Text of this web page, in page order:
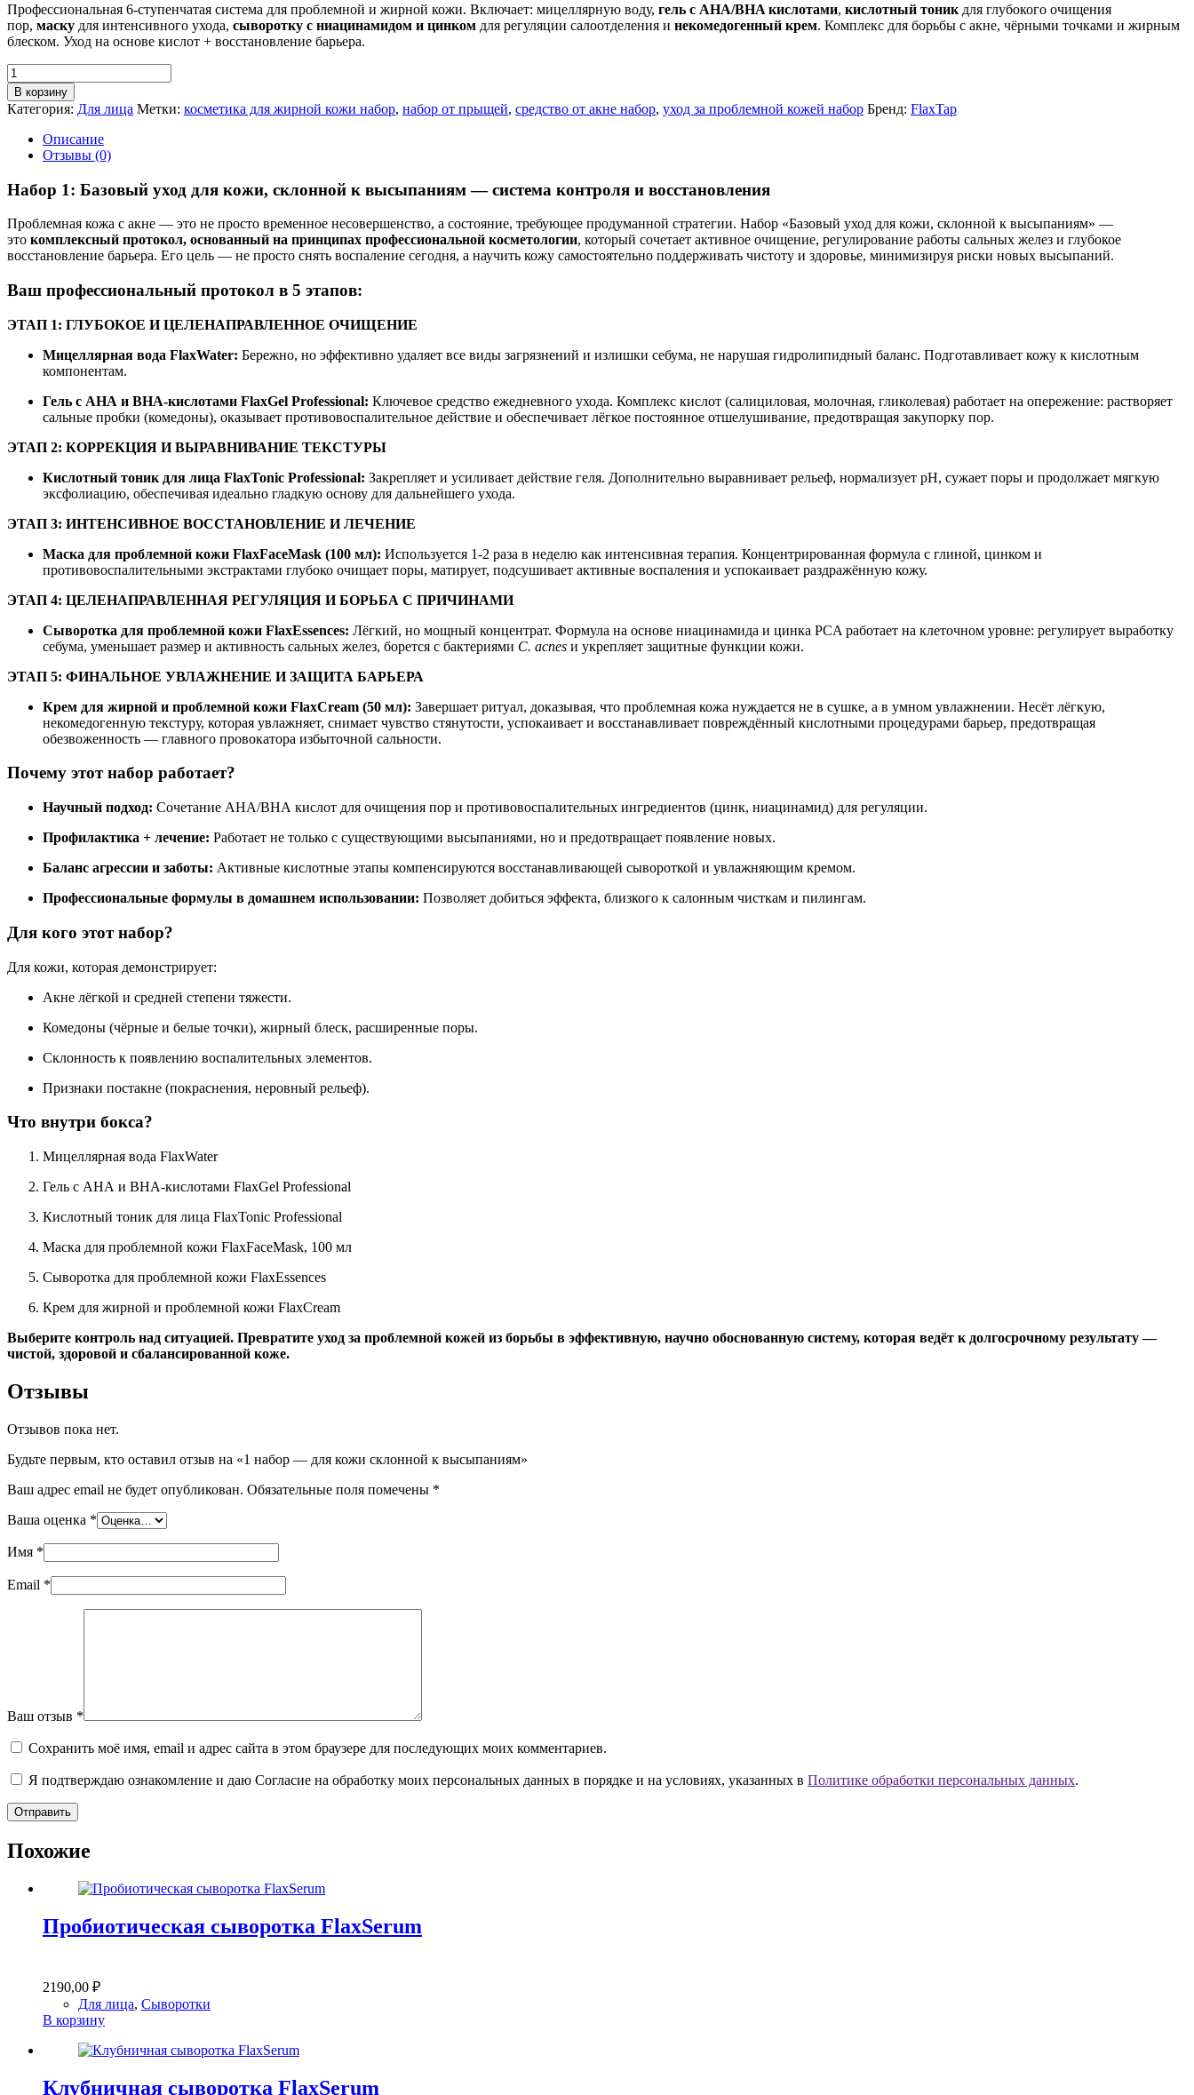
Профессиональная 6-ступенчатая система для проблемной и жирной кожи. Включает: мицеллярную воду, гель с AHA/BHA кислотами, кислотный тоник для глубокого очищения
пор, маску для интенсивного ухода, сыворотку с ниацинамидом и цинком для регуляции салоотделения и некомедогенный крем. Комплекс для борьбы с акне, чёрными точками и жирным
блеском. Уход на основе кислот + восстановление барьера.
Количество
товара
1
набор
склонной
к
В корзину
Категория: Для лица Метки: косметика для жирной кожи набор, набор от прыщей, средство от акне набор, уход за проблемной кожей набор Бренд: FlaxTap
Описание
Отзывы (0)
Набор 1: Базовый уход для кожи, склонной к высыпаниям — система контроля и восстановления
Проблемная кожа с акне — это не просто временное несовершенство, а состояние, требующее продуманной стратегии. Набор «Базовый уход для кожи, склонной к высыпаниям» —
это комплексный протокол, основанный на принципах профессиональной косметологии, который сочетает активное очищение, регулирование работы сальных желез и глубокое
восстановление барьера. Его цель — не просто снять воспаление сегодня, а научить кожу самостоятельно поддерживать чистоту и здоровье, минимизируя риски новых высыпаний.
Ваш профессиональный протокол в 5 этапов:
ЭТАП 1: ГЛУБОКОЕ И ЦЕЛЕНАПРАВЛЕННОЕ ОЧИЩЕНИЕ
Мицеллярная вода FlaxWater: Бережно, но эффективно удаляет все виды загрязнений и излишки себума, не нарушая гидролипидный баланс. Подготавливает кожу к кислотным
компонентам.
Гель с АНА и ВНА-кислотами FlaxGel Professional: Ключевое средство ежедневного ухода. Комплекс кислот (салициловая, молочная, гликолевая) работает на опережение: растворяет
сальные пробки (комедоны), оказывает противовоспалительное действие и обеспечивает лёгкое постоянное отшелушивание, предотвращая закупорку пор.
ЭТАП 2: КОРРЕКЦИЯ И ВЫРАВНИВАНИЕ ТЕКСТУРЫ
Кислотный тоник для лица FlaxTonic Professional: Закрепляет и усиливает действие геля. Дополнительно выравнивает рельеф, нормализует pH, сужает поры и продолжает мягкую
эксфолиацию, обеспечивая идеально гладкую основу для дальнейшего ухода.
ЭТАП 3: ИНТЕНСИВНОЕ ВОССТАНОВЛЕНИЕ И ЛЕЧЕНИЕ
Маска для проблемной кожи FlaxFaceMask (100 мл): Используется 1-2 раза в неделю как интенсивная терапия. Концентрированная формула с глиной, цинком и
противовоспалительными экстрактами глубоко очищает поры, матирует, подсушивает активные воспаления и успокаивает раздражённую кожу.
ЭТАП 4: ЦЕЛЕНАПРАВЛЕННАЯ РЕГУЛЯЦИЯ И БОРЬБА С ПРИЧИНАМИ
Сыворотка для проблемной кожи FlaxEssences: Лёгкий, но мощный концентрат. Формула на основе ниацинамида и цинка PCA работает на клеточном уровне: регулирует выработку
себума, уменьшает размер и активность сальных желез, борется с бактериями C. acnes и укрепляет защитные функции кожи.
ЭТАП 5: ФИНАЛЬНОЕ УВЛАЖНЕНИЕ И ЗАЩИТА БАРЬЕРА
Крем для жирной и проблемной кожи FlaxCream (50 мл): Завершает ритуал, доказывая, что проблемная кожа нуждается не в сушке, а в умном увлажнении. Несёт лёгкую,
некомедогенную текстуру, которая увлажняет, снимает чувство стянутости, успокаивает и восстанавливает повреждённый кислотными процедурами барьер, предотвращая
обезвоженность — главного провокатора избыточной сальности.
Почему этот набор работает?
Научный подход: Сочетание АНА/ВНА кислот для очищения пор и противовоспалительных ингредиентов (цинк, ниацинамид) для регуляции.
Профилактика + лечение: Работает не только с существующими высыпаниями, но и предотвращает появление новых.
Баланс агрессии и заботы: Активные кислотные этапы компенсируются восстанавливающей сывороткой и увлажняющим кремом.
Профессиональные формулы в домашнем использовании: Позволяет добиться эффекта, близкого к салонным чисткам и пилингам.
Для кого этот набор?
Для кожи, которая демонстрирует:
Акне лёгкой и средней степени тяжести.
Комедоны (чёрные и белые точки), жирный блеск, расширенные поры.
Склонность к появлению воспалительных элементов.
Признаки постакне (покраснения, неровный рельеф).
Что внутри бокса?
Мицеллярная вода FlaxWater
Гель с АНА и ВНА-кислотами FlaxGel Professional
Кислотный тоник для лица FlaxTonic Professional
Маска для проблемной кожи FlaxFaceMask, 100 мл
Сыворотка для проблемной кожи FlaxEssences
Крем для жирной и проблемной кожи FlaxCream
Выберите контроль над ситуацией. Превратите уход за проблемной кожей из борьбы в эффективную, научно обоснованную систему, которая ведёт к долгосрочному результату —
чистой, здоровой и сбалансированной коже.
Отзывы
Отзывов пока нет.
Будьте первым, кто оставил отзыв на «1 набор — для кожи склонной к высыпаниям»
Ваш адрес email не будет опубликован. Обязательные поля помечены *
Ваша оценка *
Имя *
Email *
Ваш отзыв *
Сохранить моё имя, email и адрес сайта в этом браузере для последующих моих комментариев.
Я подтверждаю ознакомление и даю Согласие на обработку моих персональных данных в порядке и на условиях, указанных в Политике обработки персональных данных.
Отправить
Похожие
Пробиотическая сыворотка FlaxSerum
2190,00 ₽
Для лица, Сыворотки
В корзину
Клубничная сыворотка FlaxSerum